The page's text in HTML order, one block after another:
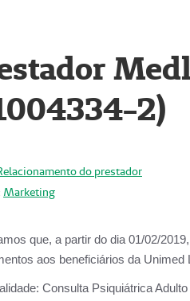
2)
do prestador
Marketing
que, a partir do dia 01/02/2019
aos beneficiários da Unimed
Consulta Psiquiátrica Adulto